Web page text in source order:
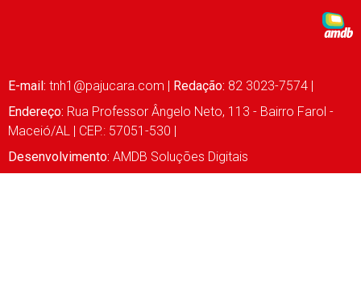
E-mail: tnh1@pajucara.com Redação: 82 3023-7574 |
Endereço: Rua Professor Ângelo Neto, 113 - Bairro Farol -
Maceió/AL | CEP.: 57051-530 |
Desenvolvimento: AMDB Soluções Digitais